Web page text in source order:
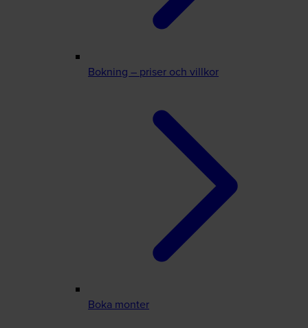
Bokning – priser och villkor
Boka monter